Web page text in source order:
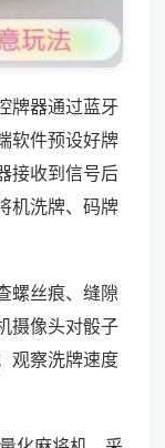
牌器通过蓝牙
软件预设好牌
接收到信号后
机洗牌、码牌
螺丝痕、缝隙
摄像头对骰子
观察洗牌速度